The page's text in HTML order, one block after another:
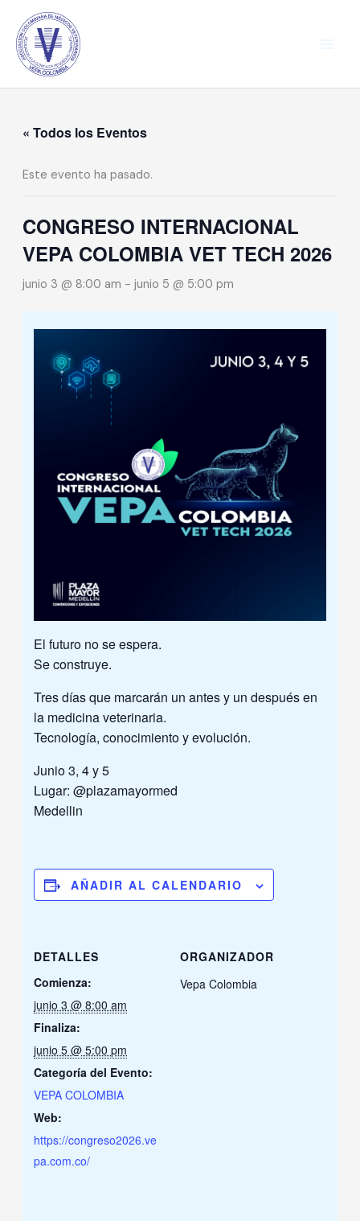
contenido
« Todos los Eventos
Este evento ha pasado.
CONGRESO INTERNACIONAL
VEPA COLOMBIA VET TECH 2026
junio 3 @ 8:00 am - junio 5 @ 5:00 pm
El futuro no se espera.
Se construye.
Tres días que marcarán un antes y un después en
la medicina veterinaria.
Tecnología, conocimiento y evolución.
Junio 3, 4 y 5
Lugar: @plazamayormed
Medellin
AÑADIR AL CALENDARIO
DETALLES
Comienza:
junio 3 @ 8:00 am
Finaliza:
junio 5 @ 5:00 pm
Categoría del Evento:
VEPA COLOMBIA
Web:
https://congreso2026.ve
pa.com.co/
ORGANIZADOR
Vepa Colombia